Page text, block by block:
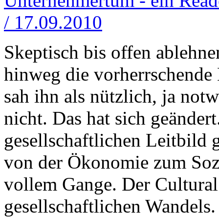
/ 17.09.2010
Skeptisch bis offen
hinweg die
sah ihn als nützlich, ja
nicht. Das hat sich
gesellschaftlichen Leitbild
von der Ökonomie zum
vollem Gange. Der
gesellschaftlichen Wandels.